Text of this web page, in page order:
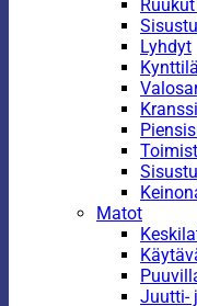
Lyhdyt
Matot
Juutti-